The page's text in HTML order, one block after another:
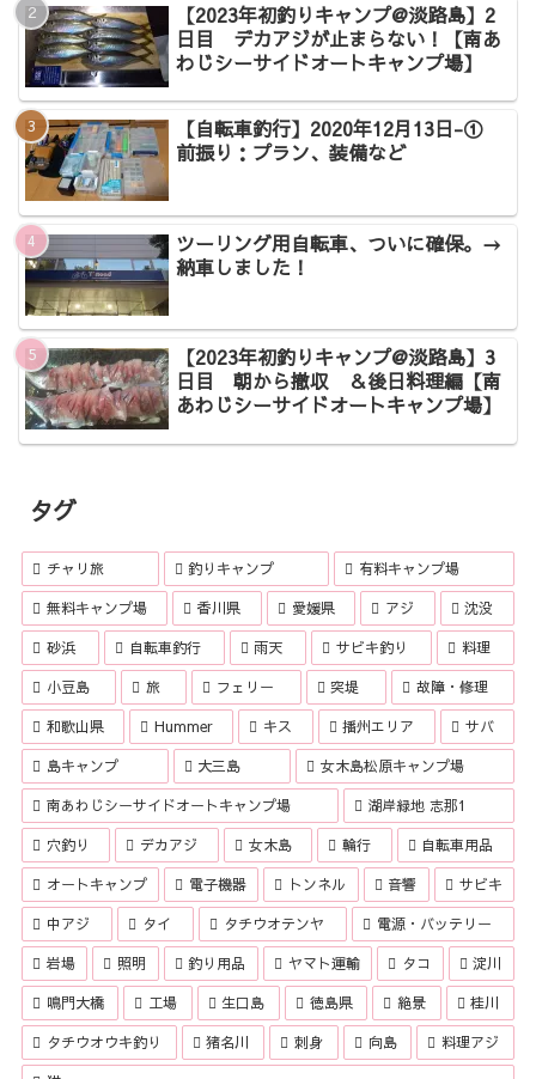
【2023年初釣りキャンプ@淡路島】2
日目 デカアジが止まらない！【南あ
わじシーサイドオートキャンプ場】
【自転車釣行】2020年12月13日-①
前振り：プラン、装備など
ツーリング用自転車、ついに確保。→
納車しました！
【2023年初釣りキャンプ@淡路島】3
日目 朝から撤収 ＆後日料理編【南
あわじシーサイドオートキャンプ場】
タグ
チャリ旅 釣りキャンプ 有料キャンプ場
無料キャンプ場 香川県 愛媛県 アジ 沈没
砂浜 自転車釣行 雨天 サビキ釣り 料理
小豆島 旅 フェリー 突堤 故障・修理
和歌山県 Hummer キス 播州エリア サバ
島キャンプ 大三島 女木島松原キャンプ場
南あわじシーサイドオートキャンプ場 湖岸緑地 志那1
穴釣り デカアジ 女木島 輪行 自転車用品
オートキャンプ 電子機器 トンネル 音響 サビキ
中アジ タイ タチウオテンヤ 電源・バッテリー
岩場 照明 釣り用品 ヤマト運輸 タコ 淀川
鳴門大橋 工場 生口島 徳島県 絶景 桂川
タチウオウキ釣り 猪名川 刺身 向島 料理アジ